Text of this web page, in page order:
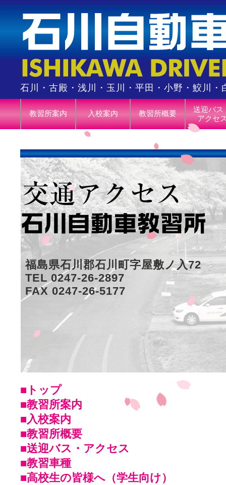
石川・古殿・浅川・玉川・平田・小野・鮫川
教習所案内 入校案内 教習所概要
送迎バス
アクセ
福島県石川郡石川町字屋敷ノ入72
TEL 0247-26-2897
FAX 0247-26-5177
■トップ
■教習所案内
■入校案内
■教習所概要
■送迎バス・アクセス
■教習車種
■高校生の皆様へ（学生向け）